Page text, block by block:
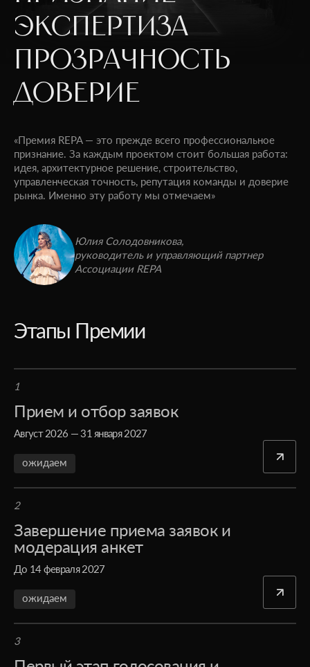
ЭКСПЕРТИЗА
ПРОЗРАЧНОСТЬ
ДОВЕРИЕ
«Премия REPA — это прежде всего профессиональное
признание. За каждым проектом стоит большая работа:
идея, архитектурное решение, строительство,
управленческая точность, репутация команды и доверие
рынка. Именно эту работу мы отмечаем»
Юлия Солодовникова,
руководитель и управляющий партнер
Ассоциации REPA
Этапы Премии
1
Прием и отбор заявок
Август 2026 — 31 января 2027
ожидаем
2
Завершение приема заявок и
модерация анкет
До 14 февраля 2027
ожидаем
3